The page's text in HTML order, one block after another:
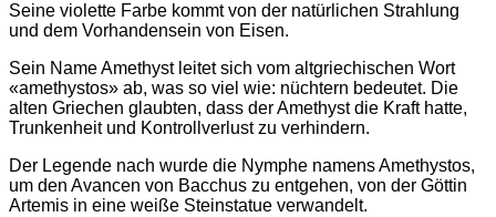
Seine violette Farbe kommt von der natürlichen Strahlung
und dem Vorhandensein von Eisen.
Sein Name Amethyst leitet sich vom altgriechischen Wort
«amethystos» ab, was so viel wie: nüchtern bedeutet. Die
alten Griechen glaubten, dass der Amethyst die Kraft hatte,
Trunkenheit und Kontrollverlust zu verhindern.
Der Legende nach wurde die Nymphe namens Amethystos,
um den Avancen von Bacchus zu entgehen, von der Göttin
Artemis in eine weiße Steinstatue verwandelt.